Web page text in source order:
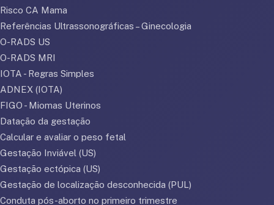
Risco CA Mama
Referências Ultrassonográficas – Ginecologia
O-RADS US
O-RADS MRI
IOTA - Regras Simples
ADNEX (IOTA)
FIGO - Miomas Uterinos
Datação da gestação
Calcular e avaliar o peso fetal
Gestação Inviável (US)
Gestação ectópica (US)
Gestação de localização desconhecida (PUL)
Conduta pós-aborto no primeiro trimestre